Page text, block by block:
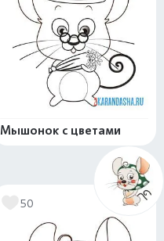
Мышонок с цветами
50